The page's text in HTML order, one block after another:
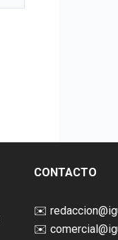
CONTACTO
✉️
✉️